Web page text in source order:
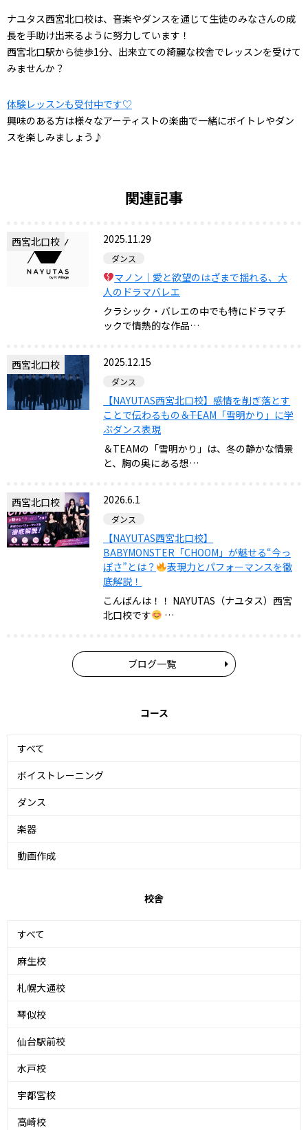
ナユタス西宮北口校は、音楽やダンスを通じて生徒のみなさんの成
長を手助け出来るように努力しています！
西宮北口駅から徒歩1分、出来立ての綺麗な校舎でレッスンを受けて
みませんか？
体験レッスンも受付中です♡
興味のある方は様々なアーティストの楽曲で一緒にボイトレやダン
スを楽しみましょう♪
関連記事
西宮北口校 2025.11.29
ダンス
マノン｜愛と欲望のはざまで揺れる、大
人のドラマバレエ
クラシック・バレエの中でも特にドラマチ
ックで情熱的な作品――…
西宮北口校 2025.12.15
ダンス
【NAYUTAS西宮北口校】感情を削ぎ落とす
ことで伝わるもの――＆TEAM「雪明かり」に学
ぶダンス表現
＆TEAMの「雪明かり」は、冬の静かな情景
と、胸の奥にある想…
西宮北口校 2026.6.1
ダンス
【NAYUTAS西宮北口校】
BABYMONSTER「CHOOM」が魅せる“今っ
ぽさ”とは？
表現力とパフォーマンスを徹
底解説！
こんばんは！！ NAYUTAS（ナユタス）西宮
北口校です
…
ブログ一覧
コース
すべて
ボイストレーニング
ダンス
楽器
動画作成
校舎
すべて
麻生校
札幌大通校
琴似校
仙台駅前校
水戸校
宇都宮校
高崎校